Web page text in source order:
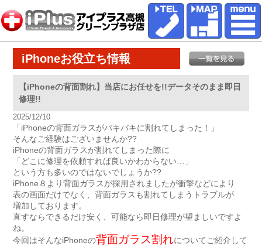
iPhoneお役立ち情報
【iPhoneの背面割れ】当店にお任せを!!データそのまま即日
修理!!
2025/12/10
「iPhoneの背面ガラスがバキバキに割れてしまった！」
そんなご経験はございませんか??
iPhoneの背面ガラスが割れてしまった際に
「どこに修理を依頼すれば良いかわからない…」
という方も多いのではないでしょうか??
iPhone８より背面ガラスが採用されましたが衝撃などにより
表の画面だけでなく、背面ガラスも割れてしまうトラブルが
増加しております。
直すならできるだけ安く、可能なら即日修理が望ましいですよ
ね。
今回はそんなiPhoneの背面ガラス割れについてご紹介して